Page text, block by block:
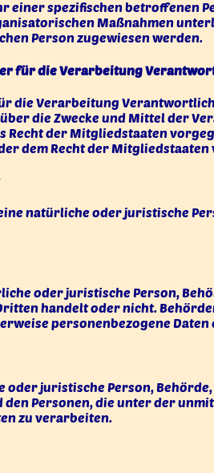
einer spezifischen betroffenen
Maßnahmen
Person zugewiesen werden.
für die Verarbeitung
die Verarbeitung
die Zwecke und Mittel der
Recht der Mitgliedstaaten
dem Recht der
natürliche oder juristische
oder juristische Person,
handelt oder nicht.
personenbezogene
juristische Person,
Personen, die unter der
zu verarbeiten.